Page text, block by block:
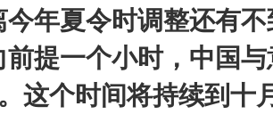
年夏令时调整还有
前提一个小时，中国
这个时间将持续到十